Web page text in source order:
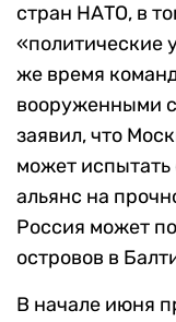
стран НАТО, в
«политические
же время
вооруженными
заявил, что
может
альянс на
Россия может
островов в
В начале июня